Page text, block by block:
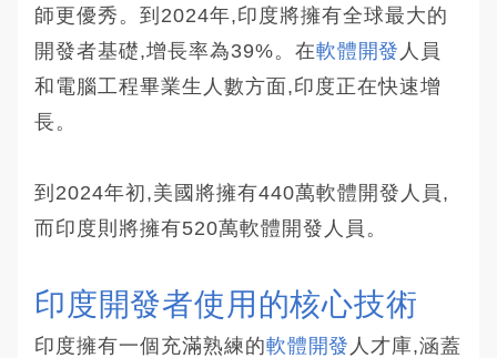
師更優秀。到2024年,印度將擁有全球最大的
開發者基礎,增長率為39%。在軟體開發 人員
和電腦工程畢業生人數方面,印度正在快速增
長。
到2024年初,美國將擁有440萬軟體開發人員,
而印度則將擁有520萬軟體開發人員。
印度開發者使用的核心技術
印度擁有一個充滿熟練的軟體開發 人才庫,涵蓋